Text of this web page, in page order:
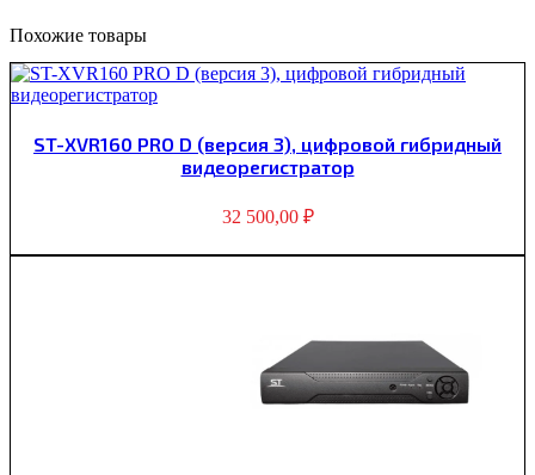
Похожие товары
ST-XVR160 PRO D (версия 3), цифровой гибридный
видеорегистратор
32 500,00 ₽